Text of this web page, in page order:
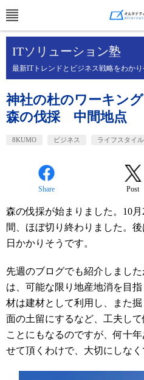
ITソリューション塾
最新ITトレンドとビジネス戦略をわかり
神社の杜のワーキン
森の伐採 中間地点
8KUMO ビジネス ライフスタイル
Share Post
森の伐採が始まりました。 10月
間、ほぼ切り終わりました。
日かかりそうです。
先週のブログでも紹介しまし
は、可能な限り地産地消を目
材は建材として利用し、また
面の土留にするなど、工夫し
ことにもなるのですが、何十
せて頂くわけで、大切にしなく